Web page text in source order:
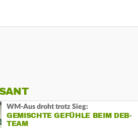
WM-Aus droht trotz Sieg:
GEMISCHTE GEFÜHLE BEIM DEB-
TEAM